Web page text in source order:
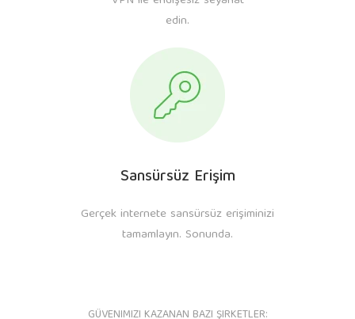
edin.
Sansürsüz Erişim
Gerçek internete sansürsüz erişiminizi
tamamlayın. Sonunda.
GÜVENIMIZI KAZANAN BAZI ŞIRKETLER: